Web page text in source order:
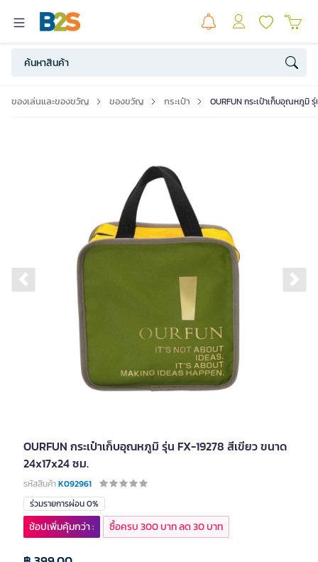
ของเล่นและของขวัญ ของขวัญ กระเป๋า OURFUN กระเป๋าเก็บอุณหภูมิ
Previous slide
OURFUN กระเป๋าเก็บอุณหภูมิ รุ่น FX-19278 สีเขียว ขนาด
24x17x24 ซม.
รหัสสินค้าK092961
ร่วมรายการผ่อน 0%
ช้อปเพิ่มคุ้มกว่า : ซื้อครบ 300 บาท ลด 30 บาท